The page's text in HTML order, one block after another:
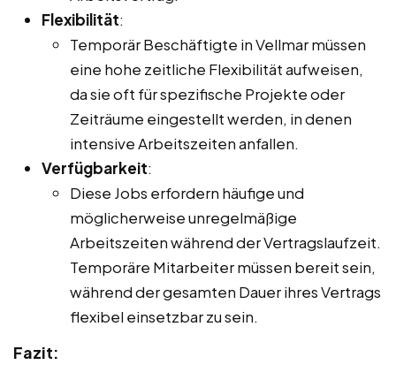
Flexibilität:
Temporär Beschäftigte in Vellmar müssen
eine hohe zeitliche Flexibilität aufweisen,
da sie oft für spezifische Projekte oder
Zeiträume eingestellt werden, in denen
intensive Arbeitszeiten anfallen.
Verfügbarkeit:
Diese Jobs erfordern häufige und
möglicherweise unregelmäßige
Arbeitszeiten während der Vertragslaufzeit.
Temporäre Mitarbeiter müssen bereit sein,
während der gesamten Dauer ihres Vertrags
flexibel einsetzbar zu sein.
Fazit: